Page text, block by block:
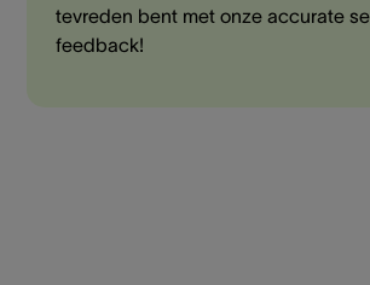
tevreden bent met onze accurate
feedback!